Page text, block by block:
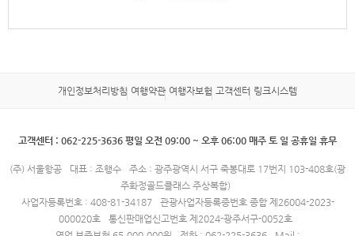
개인정보처리방침 여행약관 여행자보험 고객센터 링크시스템
고객센터 : 062-225-3636 평일 오전 09:00 ~ 오후 06:00 매주 토 일 공휴일 휴무
(주) 서울항공 대표 : 조행수
주소 : 광주광역시 서구 죽봉대로 17번지 103-408호(광
주화정골드클래스 주상복합)
사업자등록번호 : 408-81-34187
관광사업자등록증번호 종합 제26004-2023-
000020호
통신판매업신고번호 제2024-광주서구-0052호